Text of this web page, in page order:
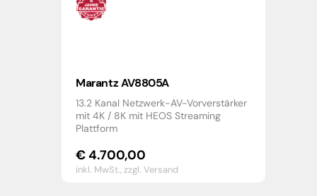
Marantz AV8805A
13.2 Kanal Netzwerk-AV-Vorverstärker
mit 4K / 8K mit HEOS Streaming
Plattform
€4.700,00
inkl. MwSt.,zzgl. Versand